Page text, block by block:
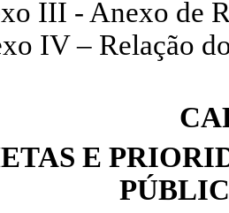
III - Anexo de
IV – Relação
E